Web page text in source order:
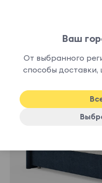
наличии
Ваш
От выбранного
способы доставки,